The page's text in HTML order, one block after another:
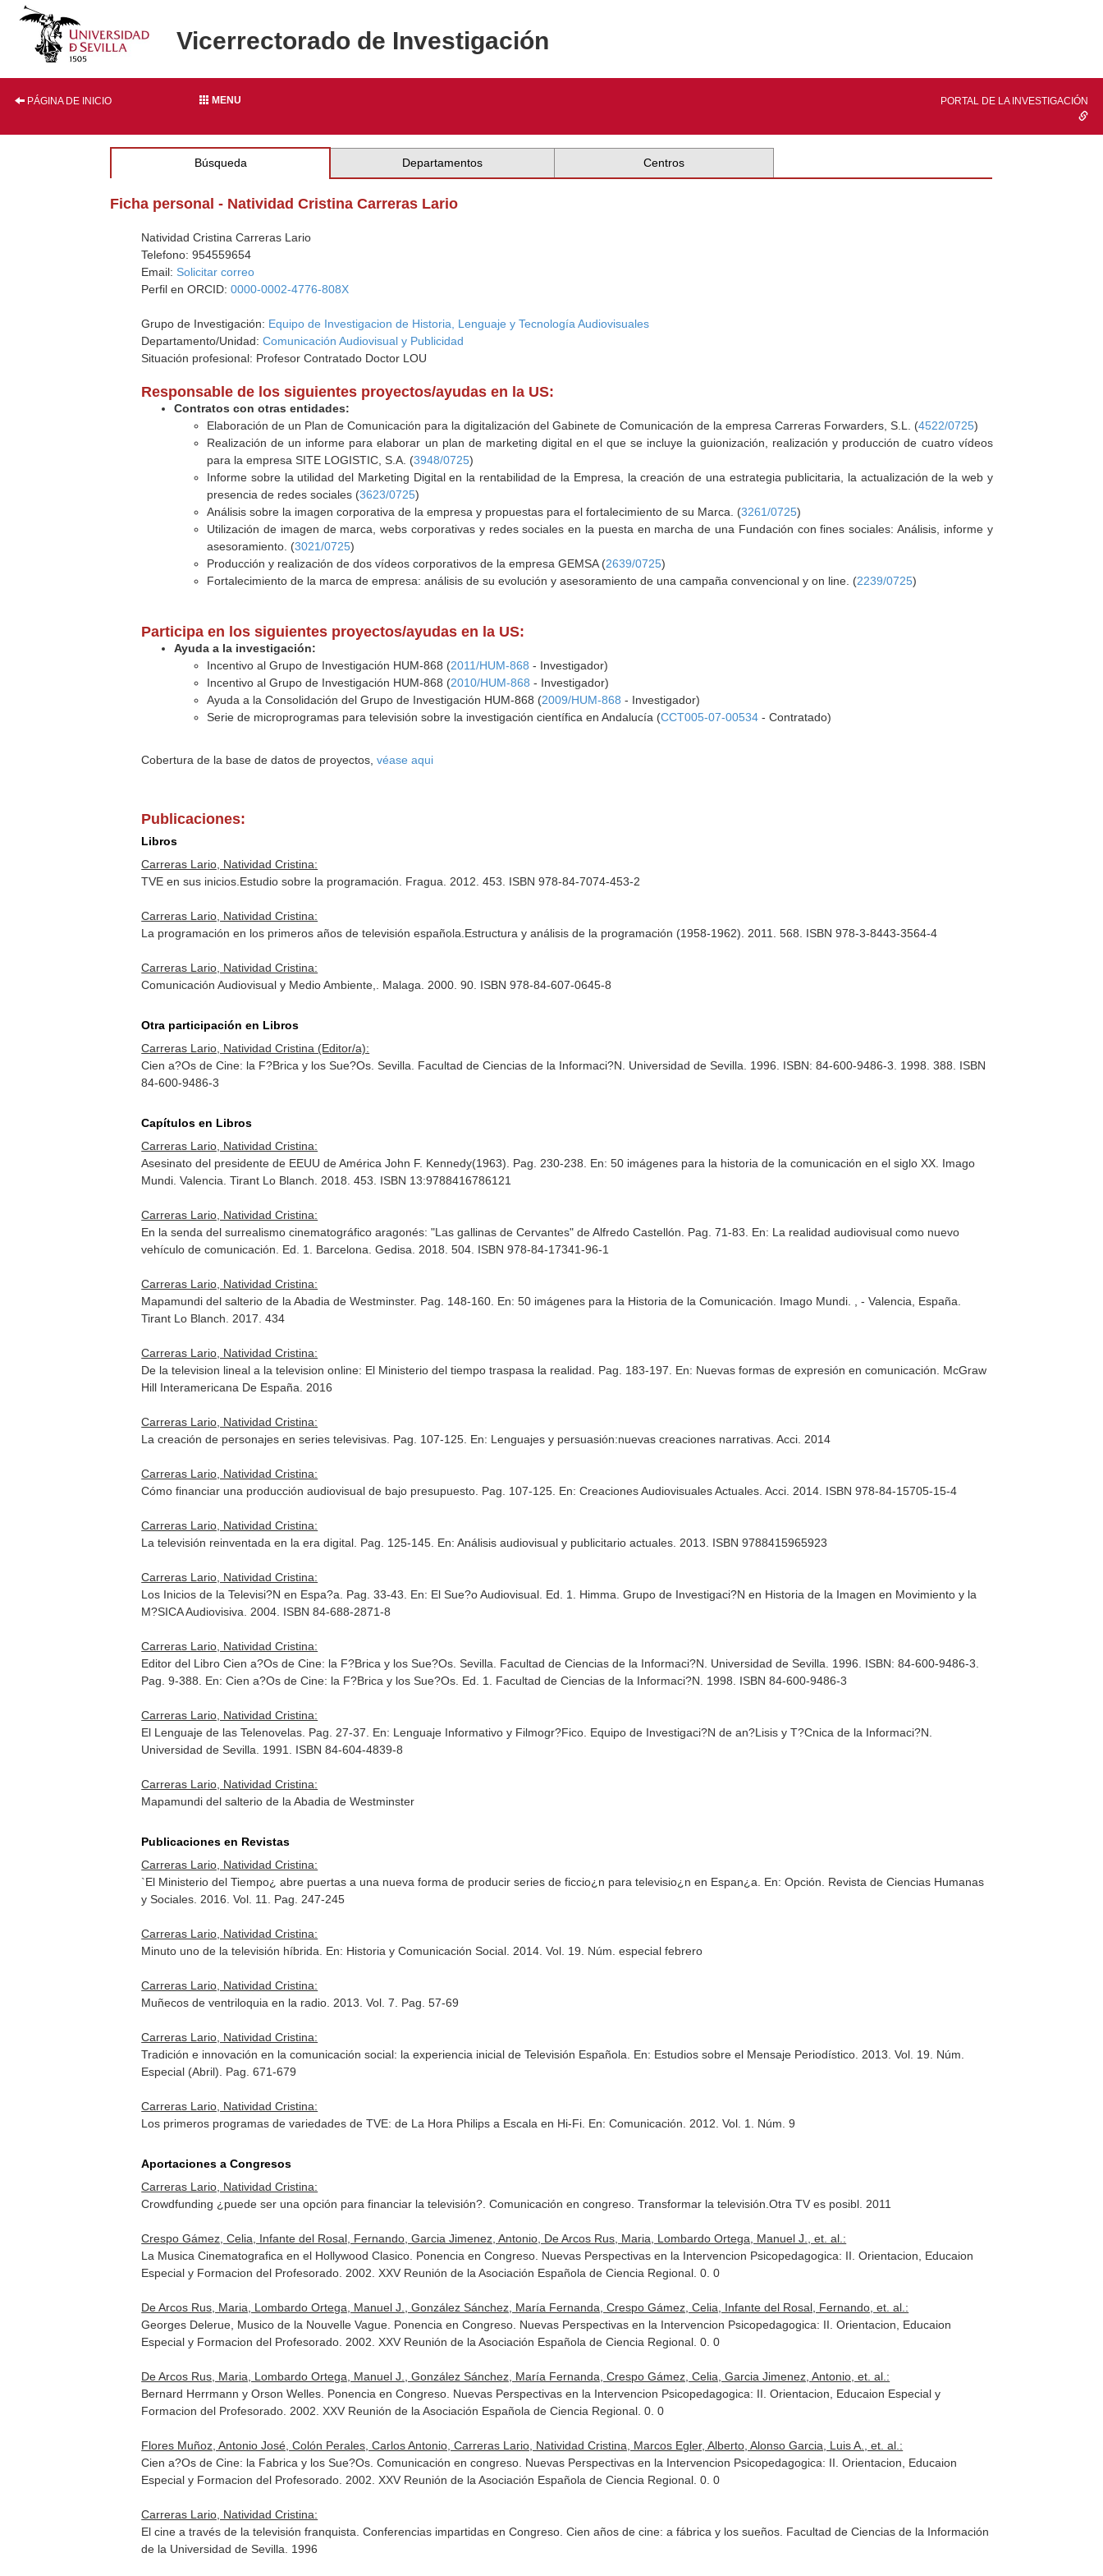
Vicerrectorado de Investigación
PÁGINA DE INICIO MENU PORTAL DE LA INVESTIGACIÓN
Búsqueda Departamentos Centros
Ficha personal - Natividad Cristina Carreras Lario
Natividad Cristina Carreras Lario
Telefono: 954559654
Email: Solicitar correo
Perfil en ORCID:0000-0002-4776-808X
Grupo de Investigación: Equipo de Investigacion de Historia, Lenguaje y Tecnología Audiovisuales
Departamento/Unidad:Comunicación Audiovisual y Publicidad
Situación profesional: Profesor Contratado Doctor LOU
Responsable de los siguientes proyectos/ayudas en la US:
Contratos con otras entidades:
Elaboración de un Plan de Comunicación para la digitalización del Gabinete de Comunicación de la empresa Carreras Forwarders, S.L. (4522/0725)
Realización de un informe para elaborar un plan de marketing digital en el que se incluye la guionización, realización y producción de cuatro vídeos
para la empresa SITE LOGISTIC, S.A. (3948/0725)
Informe sobre la utilidad del Marketing Digital en la rentabilidad de la Empresa, la creación de una estrategia publicitaria, la actualización de la web y
presencia de redes sociales (3623/0725)
Análisis sobre la imagen corporativa de la empresa y propuestas para el fortalecimiento de su Marca. (3261/0725)
Utilización de imagen de marca, webs corporativas y redes sociales en la puesta en marcha de una Fundación con fines sociales: Análisis, informe y
asesoramiento. (3021/0725)
Producción y realización de dos vídeos corporativos de la empresa GEMSA (2639/0725)
Fortalecimiento de la marca de empresa: análisis de su evolución y asesoramiento de una campaña convencional y on line. (2239/0725)
Participa en los siguientes proyectos/ayudas en la US:
Ayuda a la investigación:
Incentivo al Grupo de Investigación HUM-868 (2011/HUM-868 - Investigador)
Incentivo al Grupo de Investigación HUM-868 (2010/HUM-868 - Investigador)
Ayuda a la Consolidación del Grupo de Investigación HUM-868 (2009/HUM-868 - Investigador)
Serie de microprogramas para televisión sobre la investigación científica en Andalucía (CCT005-07-00534 - Contratado)
Cobertura de la base de datos de proyectos,véase aqui
Publicaciones:
Libros
Carreras Lario, Natividad Cristina:
TVE en sus inicios.Estudio sobre la programación. Fragua. 2012. 453. ISBN 978-84-7074-453-2
Carreras Lario, Natividad Cristina:
La programación en los primeros años de televisión española.Estructura y análisis de la programación (1958-1962). 2011. 568. ISBN 978-3-8443-3564-4
Carreras Lario, Natividad Cristina:
Comunicación Audiovisual y Medio Ambiente,. Malaga. 2000. 90. ISBN 978-84-607-0645-8
Otra participación en Libros
Carreras Lario, Natividad Cristina (Editor/a):
Cien a?Os de Cine: la F?Brica y los Sue?Os. Sevilla. Facultad de Ciencias de la Informaci?N. Universidad de Sevilla. 1996. ISBN: 84-600-9486-3. 1998. 388. ISBN
84-600-9486-3
Capítulos en Libros
Carreras Lario, Natividad Cristina:
Asesinato del presidente de EEUU de América John F. Kennedy(1963). Pag. 230-238. En: 50 imágenes para la historia de la comunicación en el siglo XX. Imago
Mundi . Valencia. Tirant Lo Blanch. 2018. 453. ISBN 13:9788416786121
Carreras Lario, Natividad Cristina:
En la senda del surrealismo cinematográfico aragonés: "Las gallinas de Cervantes" de Alfredo Castellón. Pag. 71-83. En: La realidad audiovisual como nuevo
vehículo de comunicación . Ed. 1. Barcelona. Gedisa. 2018. 504. ISBN 978-84-17341-96-1
Carreras Lario, Natividad Cristina:
Mapamundi del salterio de la Abadia de Westminster. Pag. 148-160. En: 50 imágenes para la Historia de la Comunicación. Imago Mundi . , - Valencia, España.
Tirant Lo Blanch. 2017. 434
Carreras Lario, Natividad Cristina:
De la television lineal a la television online: El Ministerio del tiempo traspasa la realidad. Pag. 183-197. En: Nuevas formas de expresión en comunicación . McGraw
Hill Interamericana De España. 2016
Carreras Lario, Natividad Cristina:
La creación de personajes en series televisivas. Pag. 107-125. En: Lenguajes y persuasión:nuevas creaciones narrativas . Acci. 2014
Carreras Lario, Natividad Cristina:
Cómo financiar una producción audiovisual de bajo presupuesto. Pag. 107-125. En: Creaciones Audiovisuales Actuales . Acci. 2014. ISBN 978-84-15705-15-4
Carreras Lario, Natividad Cristina:
La televisión reinventada en la era digital. Pag. 125-145. En: Análisis audiovisual y publicitario actuales . 2013. ISBN 9788415965923
Carreras Lario, Natividad Cristina:
Los Inicios de la Televisi?N en Espa?a. Pag. 33-43. En: El Sue?o Audiovisual . Ed. 1. Himma. Grupo de Investigaci?N en Historia de la Imagen en Movimiento y la
M?SICA Audiovisiva. 2004. ISBN 84-688-2871-8
Carreras Lario, Natividad Cristina:
Editor del Libro Cien a?Os de Cine: la F?Brica y los Sue?Os. Sevilla. Facultad de Ciencias de la Informaci?N. Universidad de Sevilla. 1996. ISBN: 84-600-9486-3.
Pag. 9-388. En: Cien a?Os de Cine: la F?Brica y los Sue?Os . Ed. 1. Facultad de Ciencias de la Informaci?N. 1998. ISBN 84-600-9486-3
Carreras Lario, Natividad Cristina:
El Lenguaje de las Telenovelas. Pag. 27-37. En: Lenguaje Informativo y Filmogr?Fico . Equipo de Investigaci?N de an?Lisis y T?Cnica de la Informaci?N.
Universidad de Sevilla. 1991. ISBN 84-604-4839-8
Carreras Lario, Natividad Cristina:
Mapamundi del salterio de la Abadia de Westminster
Publicaciones en Revistas
Carreras Lario, Natividad Cristina:
`El Ministerio del Tiempo¿ abre puertas a una nueva forma de producir series de ficcio¿n para televisio¿n en Espan¿a. En: Opción. Revista de Ciencias Humanas
y Sociales . 2016. Vol. 11. Pag. 247-245
Carreras Lario, Natividad Cristina:
Minuto uno de la televisión híbrida. En: Historia y Comunicación Social . 2014. Vol. 19. Núm. especial febrero
Carreras Lario, Natividad Cristina:
Muñecos de ventriloquia en la radio. 2013. Vol. 7. Pag. 57-69
Carreras Lario, Natividad Cristina:
Tradición e innovación en la comunicación social: la experiencia inicial de Televisión Española. En: Estudios sobre el Mensaje Periodístico . 2013. Vol. 19. Núm.
Especial (Abril). Pag. 671-679
Carreras Lario, Natividad Cristina:
Los primeros programas de variedades de TVE: de La Hora Philips a Escala en Hi-Fi. En: Comunicación . 2012. Vol. 1. Núm. 9
Aportaciones a Congresos
Carreras Lario, Natividad Cristina:
Crowdfunding ¿puede ser una opción para financiar la televisión?. Comunicación en congreso. Transformar la televisión.Otra TV es posibl. 2011
Crespo Gámez, Celia, Infante del Rosal, Fernando, Garcia Jimenez, Antonio, De Arcos Rus, Maria, Lombardo Ortega, Manuel J., et. al.:
La Musica Cinematografica en el Hollywood Clasico. Ponencia en Congreso. Nuevas Perspectivas en la Intervencion Psicopedagogica: II. Orientacion, Educaion
Especial y Formacion del Profesorado. 2002. XXV Reunión de la Asociación Española de Ciencia Regional. 0. 0
De Arcos Rus, Maria, Lombardo Ortega, Manuel J., González Sánchez, María Fernanda, Crespo Gámez, Celia, Infante del Rosal, Fernando, et. al.:
Georges Delerue, Musico de la Nouvelle Vague. Ponencia en Congreso. Nuevas Perspectivas en la Intervencion Psicopedagogica: II. Orientacion, Educaion
Especial y Formacion del Profesorado. 2002. XXV Reunión de la Asociación Española de Ciencia Regional. 0. 0
De Arcos Rus, Maria, Lombardo Ortega, Manuel J., González Sánchez, María Fernanda, Crespo Gámez, Celia, Garcia Jimenez, Antonio, et. al.:
Bernard Herrmann y Orson Welles. Ponencia en Congreso. Nuevas Perspectivas en la Intervencion Psicopedagogica: II. Orientacion, Educaion Especial y
Formacion del Profesorado. 2002. XXV Reunión de la Asociación Española de Ciencia Regional. 0. 0
Flores Muñoz, Antonio José, Colón Perales, Carlos Antonio, Carreras Lario, Natividad Cristina, Marcos Egler, Alberto, Alonso Garcia, Luis A., et. al.:
Cien a?Os de Cine: la Fabrica y los Sue?Os. Comunicación en congreso. Nuevas Perspectivas en la Intervencion Psicopedagogica: II. Orientacion, Educaion
Especial y Formacion del Profesorado. 2002. XXV Reunión de la Asociación Española de Ciencia Regional. 0. 0
Carreras Lario, Natividad Cristina:
El cine a través de la televisión franquista. Conferencias impartidas en Congreso. Cien años de cine: a fábrica y los sueños. Facultad de Ciencias de la Información
de la Universidad de Sevilla. 1996